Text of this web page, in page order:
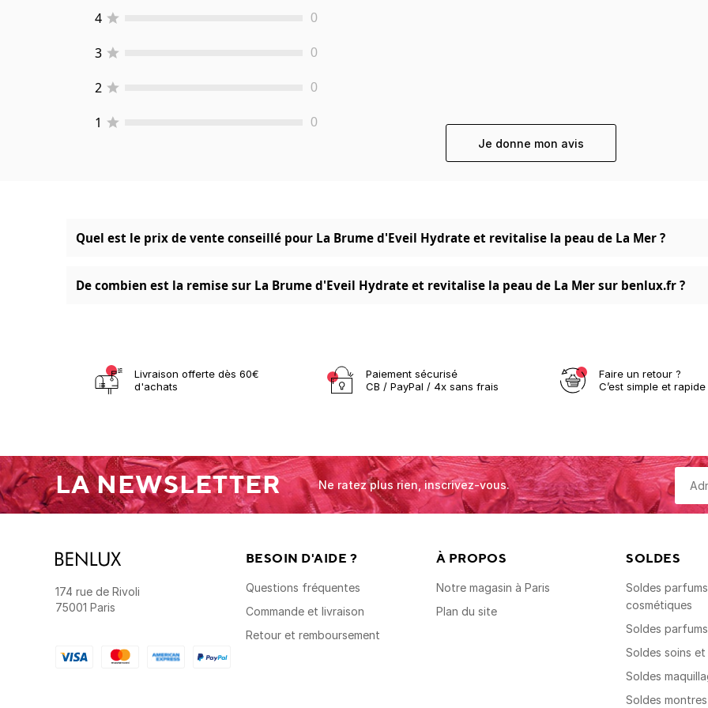
4 0
3 0
2 0
1
0
Je donne mon avis
Quel est le prix de vente conseillé pour La Brume d'Eveil Hydrate et revitalise la peau de La Mer ?
De combien est la remise sur La Brume d'Eveil Hydrate et revitalise la peau de La Mer sur benlux.fr ?
Livraison offerte dès 60€
d'achats
Paiement sécurisé
CB / PayPal / 4x sans frais
Faire un retour ?
C’est simple et rapide
LA NEWSLETTER Ne ratez plus rien, inscrivez-vous.
174 rue de Rivoli
75001 Paris
BESOIN D'AIDE ?
Questions fréquentes
Commande et livraison
Retour et remboursement
À PROPOS
Notre magasin à Paris
Plan du site
SOLDES
Soldes
cosmétiques
Soldes parfums
Soldes soins
Soldes
Soldes